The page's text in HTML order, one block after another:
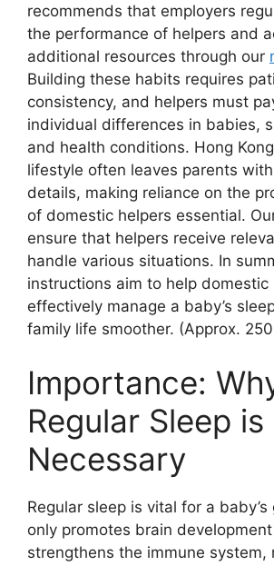
recommends that employers
the performance of helpers and
additional resources through our
Building these habits requires
consistency, and helpers must
individual differences in babies,
and health conditions. Hong
lifestyle often leaves parents
details, making reliance on the
of domestic helpers essential.
ensure that helpers receive
handle various situations. In
instructions aim to help domestic
effectively manage a baby’s
family life smoother. (Approx.
Importance:
Regular Sleep is
Necessary
Regular sleep is vital for a
only promotes brain
strengthens the immune system,